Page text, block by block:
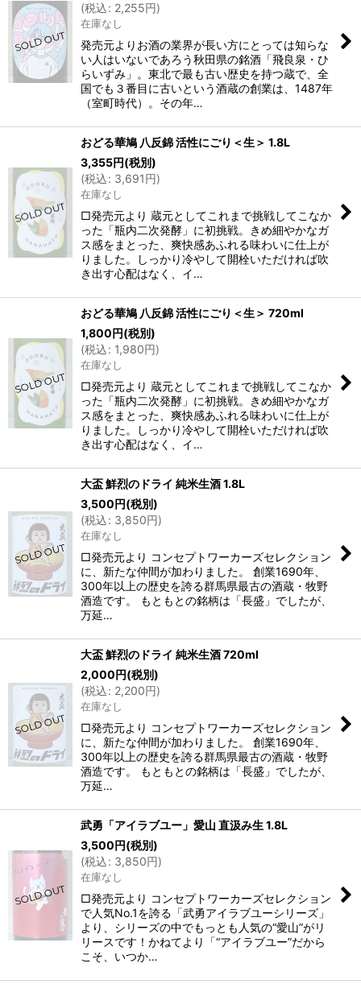
(税込: 2,255円)
在庫なし
発売元よりお酒の業界が長い方にとっては知らな
い人はいないであろう秋田県の銘酒「飛良泉・ひ
らいずみ」。東北で最も古い歴史を持つ蔵で、全
国でも３番目に古いという酒蔵の創業は、1487年
（室町時代）。その年…
おどる華鳩 八反錦 活性にごり＜生＞ 1.8L
3,355円(税別)
(税込: 3,691円)
在庫なし
□発売元より 蔵元としてこれまで挑戦してこなか
った「瓶内二次発酵」に初挑戦。きめ細やかなガ
ス感をまとった、爽快感あふれる味わいに仕上が
りました。しっかり冷やして開栓いただければ吹
き出す心配はなく、イ…
おどる華鳩 八反錦 活性にごり＜生＞ 720ml
1,800円(税別)
(税込: 1,980円)
在庫なし
□発売元より 蔵元としてこれまで挑戦してこなか
った「瓶内二次発酵」に初挑戦。きめ細やかなガ
ス感をまとった、爽快感あふれる味わいに仕上が
りました。しっかり冷やして開栓いただければ吹
き出す心配はなく、イ…
大盃 鮮烈のドライ 純米生酒 1.8L
3,500円(税別)
(税込: 3,850円)
在庫なし
□発売元より コンセプトワーカーズセレクション
に、新たな仲間が加わりました。 創業1690年、
300年以上の歴史を誇る群馬県最古の酒蔵・牧野
酒造です。 もともとの銘柄は「長盛」でしたが、
万延…
大盃 鮮烈のドライ 純米生酒 720ml
2,000円(税別)
(税込: 2,200円)
在庫なし
□発売元より コンセプトワーカーズセレクション
に、新たな仲間が加わりました。 創業1690年、
300年以上の歴史を誇る群馬県最古の酒蔵・牧野
酒造です。 もともとの銘柄は「長盛」でしたが、
万延…
武勇「アイラブユー」愛山 直汲み生 1.8L
3,500円(税別)
(税込: 3,850円)
在庫なし
□発売元より コンセプトワーカーズセレクション
で人気No.1を誇る「武勇アイラブユーシリーズ」
より、シリーズの中でもっとも人気の“愛山”がリ
リースです！かねてより「“アイラブユー”だから
こそ、いつか…